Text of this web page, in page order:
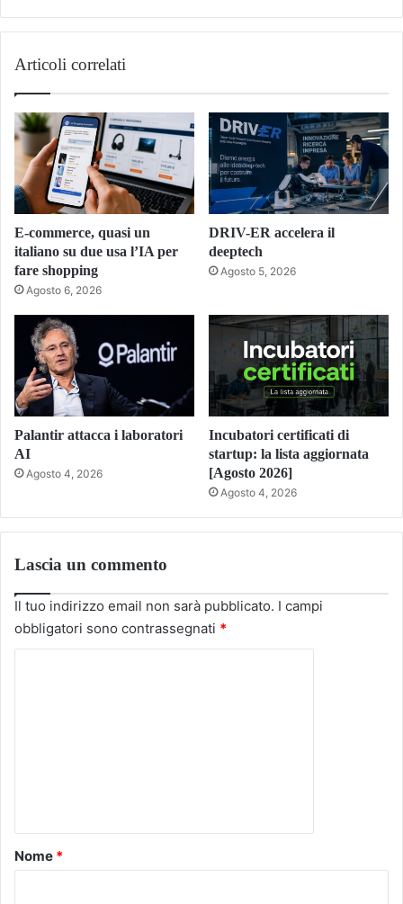
Articoli correlati
E-commerce, quasi un
italiano su due usa l’IA per
fare shopping
Agosto 6, 2026
DRIV-ER accelera il
deeptech
Agosto 5, 2026
Palantir attacca i laboratori
AI
Agosto 4, 2026
Incubatori certificati di
startup: la lista aggiornata
[Agosto 2026]
Agosto 4, 2026
Lascia un commento
Il tuo indirizzo email non sarà pubblicato. I campi
obbligatori sono contrassegnati *
o
Nome *